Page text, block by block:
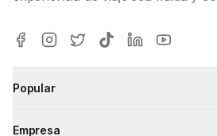
Popular
Empresa